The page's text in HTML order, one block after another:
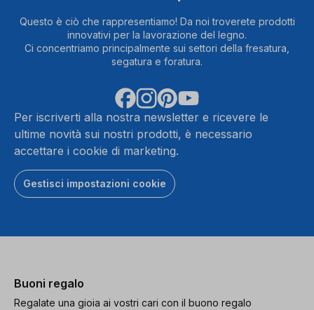
Questo è ciò che rappresentiamo! Da noi troverete prodotti
innovativi per la lavorazione del legno.
Ci concentriamo principalmente sui settori della fresatura,
segatura e foratura.
Per iscriverti alla nostra newsletter e ricevere le
ultime novità sui nostri prodotti, è necessario
accettare i cookie di marketing.
Gestisci impostazioni cookie
Buoni regalo
Regalate una gioia ai vostri cari con il buono regalo